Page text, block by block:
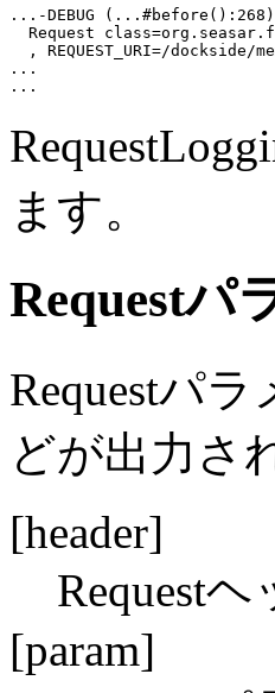
... -DEBUG ( ...
Request
, REQUEST_URI=/dockside/
...
...
ます。
Requestパ
Requestパ
どが出力さ
[header]
Requestヘ
[param]